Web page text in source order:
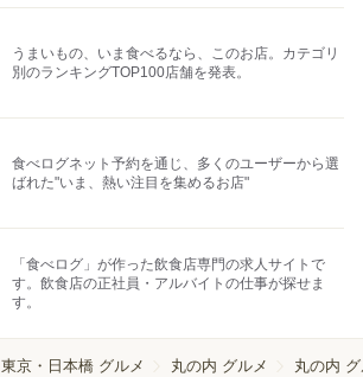
うまいもの、いま食べるなら、このお店。カテゴリ
別のランキングTOP100店舗を発表。
食べログネット予約を通じ、多くのユーザーから選
ばれた"いま、熱い注目を集めるお店"
「食べログ」が作った飲食店専門の求人サイトで
す。飲食店の正社員・アルバイトの仕事が探せま
す。
東京・日本橋 グルメ 丸の内 グルメ 丸の内